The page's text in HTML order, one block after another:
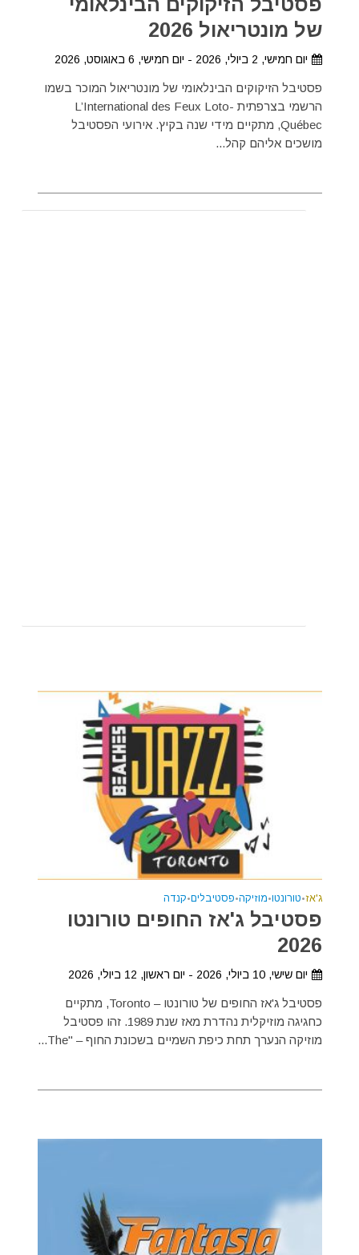
של מונטריאול 2026
יום חמישי, 2 ביולי, 2026 - יום חמישי, 6 באוגוסט, 2026
פסטיבל הזיקוקים הבינלאומי של מונטריאול המוכר בשמו
הרשמי בצרפתית L’International des Feux Loto-
Québec, מתקיים מידי שנה בקיץ. אירועי הפסטיבל
מושכים אליהם קהל...
ג'אז•טורונטו•מוזיקה•פסטיבלים•קנדה
פסטיבל ג'אז החופים טורונטו
2026
יום שישי, 10 ביולי, 2026 - יום ראשון, 12 ביולי, 2026
פסטיבל ג'אז החופים של טורונטו – Toronto, מתקיים
כחגיגה מוזיקלית נהדרת מאז שנת 1989. זהו פסטיבל
מוזיקה הנערך תחת כיפת השמיים בשכונת החוף – "The...